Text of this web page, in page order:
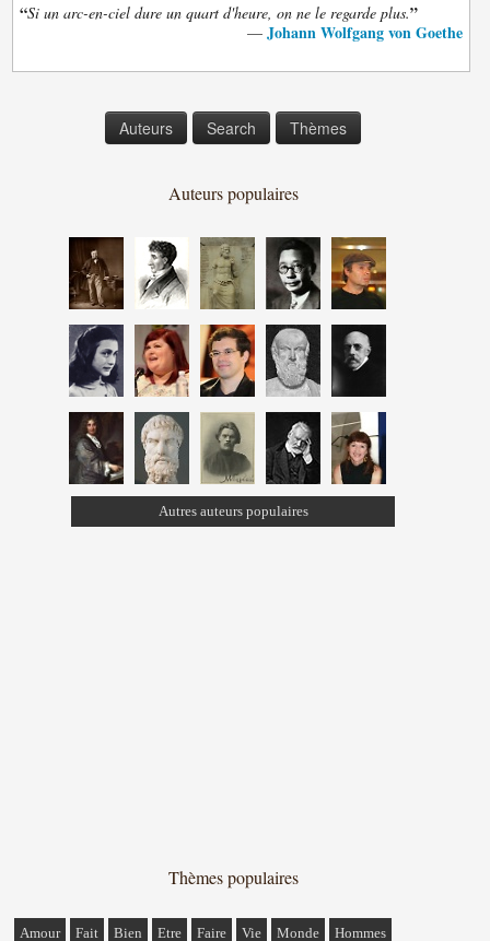
“Si un arc-en-ciel dure un quart d'heure, on ne le regarde plus.”
— Johann Wolfgang von Goethe
Auteurs Search Thèmes
Auteurs populaires
Autres auteurs populaires
Thèmes populaires
Amour Fait Bien Etre Faire Vie Monde Hommes